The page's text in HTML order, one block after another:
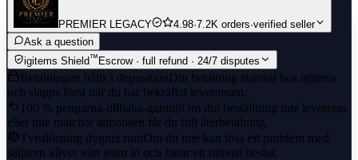
PREMIER LEGACY 4.98·7.2K orders·verified seller
Ask a question
igitems Shield™ Escrow · full refund · 24/7 disputes
Betalningen hålls i depositionDin betalning stannar hos igitems
och släpps först när du har bekräftat leveransen.
100 % pengarna-tillbaka-garantiOm din beställning inte levereras
eller inte matchar annonsen får du full återbetalning.
Tvistlösning dygnet runtOm du inte kan lösa ett problem med
säljaren kliver vårt team in och fattar ett rättvist beslut.